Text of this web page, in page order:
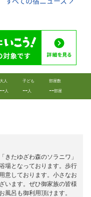
大人
--人
子ども
--人
部屋数
--部屋
きたゆざわ森のソラニワ」
場となっております。歩行
意しております。小さなお
います。ぜひ御家族の皆様
風呂も御利用頂けます。